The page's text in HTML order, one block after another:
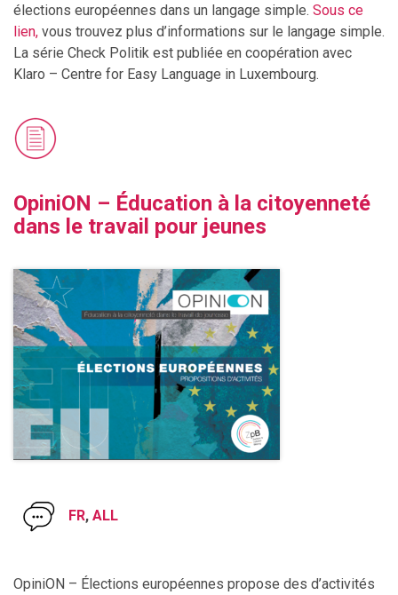
élections européennes dans un langage simple. Sous ce
lien, vous trouvez plus d’informations sur le langage simple.
La série Check Politik est publiée en coopération avec
Klaro – Centre for Easy Language in Luxembourg.
OpiniON – Éducation à la citoyenneté
dans le travail pour jeunes
FR, ALL
OpiniON – Élections européennes propose des d’activités